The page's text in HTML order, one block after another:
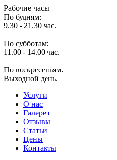
Рабочие часы
По будням:
9.30 - 21.30 час.
По субботам:
11.00 - 14.00 час.
По воскресеньям:
Выходной день.
Услуги
O нас
Галерея
Отзывы
Статьи
Цены
Контакты